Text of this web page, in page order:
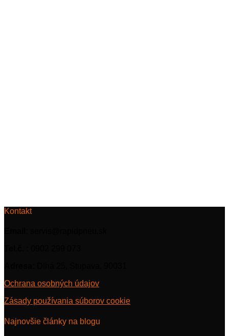
Kontakt
Ochrana osobných údajov
Zásady používania súborov cookie
Najnovšie články na blogu